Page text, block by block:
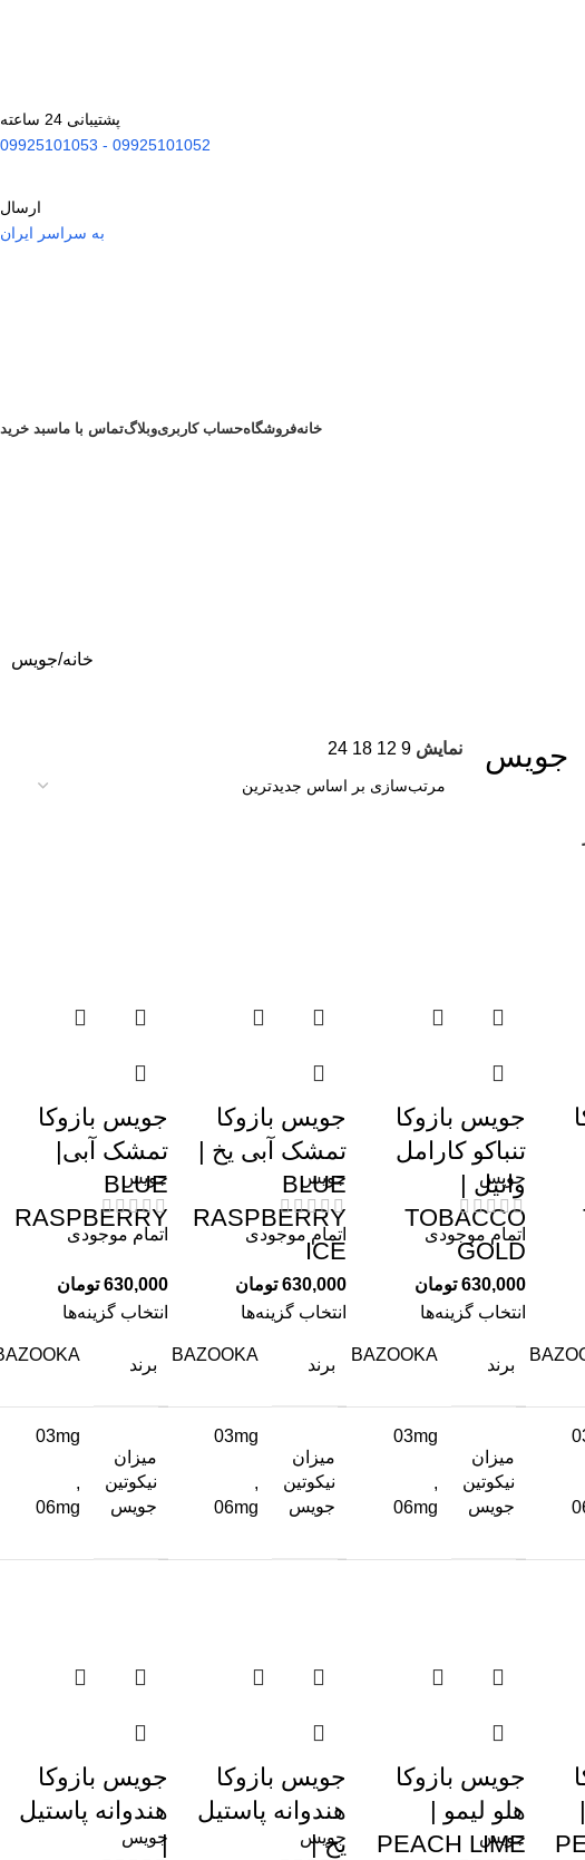
پشتیبانی 24 ساعته
09925101052 - 09925101053
ارسال
به سراسر ایران
خانهفروشگاهحساب کاربریوبلاگتماس با ماسبد خرید
خانه جویس
جویس نمایش9
12
18
24
جویس بازوکا
تنباکو کارامل
وانیل |
TOBACCO
GOLD
جویس
اتمام موجودی
630,000 تومان
انتخاب گزینه‌ها
برند
BAZOOKA
میزان
نیکوتین
جویس
03mg
,
06mg
جویس بازوکا
تمشک آبی یخ |
BLUE
RASPBERRY
ICE
جویس
اتمام موجودی
630,000 تومان
انتخاب گزینه‌ها
برند
BAZOOKA
میزان
نیکوتین
جویس
03mg
,
06mg
جویس بازوکا
تمشک آبی|
BLUE
RASPBERRY
جویس
اتمام موجودی
630,000 تومان
انتخاب گزینه‌ها
برند
میزان
نیکوتین
جویس
03mg
,
06mg
جویس بازوکا
هلو لیمو |
PEACH LIME
جویس
جویس بازوکا
هندوانه پاستیل
یخ |
جویس
جویس بازوکا
هندوانه پاستیل
|
جویس